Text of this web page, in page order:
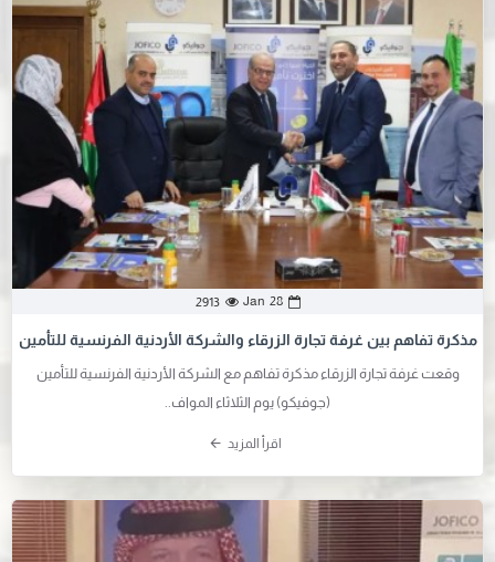
28
Jan
2913
مذكرة تفاهم بين غرفة تجارة الزرقاء والشركة الأردنية الفرنسية للتأمين
وقعت غرفة تجارة الزرقاء مذكرة تفاهم مع الشركة الأردنية الفرنسية للتأمين
(جوفيكو) يوم الثلاثاء المواف..
اقرأ المزيد